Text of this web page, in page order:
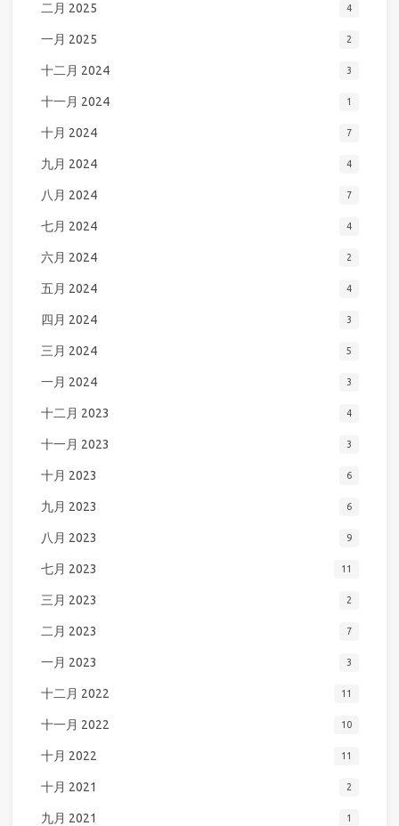
二月 2025 4
一月 2025 2
十二月 2024 3
十一月 2024 1
十月 2024 7
九月 2024 4
八月 2024 7
七月 2024 4
六月 2024 2
五月 2024 4
四月 2024 3
三月 2024 5
一月 2024 3
十二月 2023 4
十一月 2023 3
十月 2023 6
九月 2023 6
八月 2023 9
七月 2023 11
三月 2023 2
二月 2023 7
一月 2023 3
十二月 2022 11
十一月 2022 10
十月 2022 11
十月 2021 2
九月 2021 1